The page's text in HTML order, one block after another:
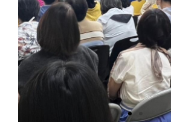
Previous
slide